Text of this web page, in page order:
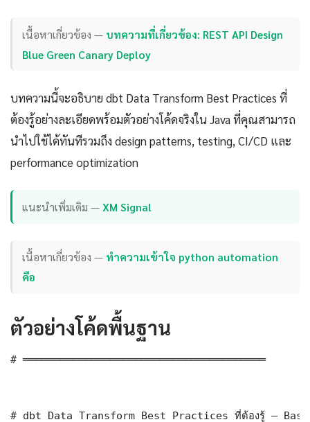
เนื้อหาเกี่ยวข้อง — บทความที่เกี่ยวข้อง: REST API Design
Blue Green Canary Deploy
บทความนี้จะอธิบาย dbt Data Transform Best Practices ที่
ต้องรู้อย่างละเอียดพร้อมตัวอย่างโค้ดจริงใน Java ที่คุณสามารถ
นำไปใช้ได้ทันทีรวมถึง design patterns, testing, CI/CD และ
performance optimization
แนะนำเพิ่มเติม —XM Signal
เนื้อหาเกี่ยวข้อง — ทำความเข้าใจ python automation
คือ
ตัวอย่างโค้ดพื้นฐาน
# ═══════════════════════════════════════
# dbt Data Transform Best Practices ที่ต้องรู้ —